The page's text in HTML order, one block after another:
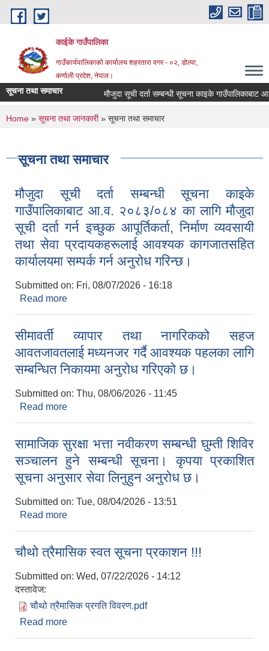
Skip to main content
काईके गाउँपालिका
गाउँकार्यपालिकाको कार्यालय शहरतारा वगर - ०२, डोल्पा,
कर्णाली प्रदेश, नेपाल।
सूचना तथा समाचार मौजुदा सूची दर्ता सम्बन्धी सूचना काइके गाउँपालिकाबाट
You are here
Home » सूचना तथा जानकारी» सूचना तथा समाचार
सूचना तथा समाचार
मौजुदा सूची दर्ता सम्बन्धी सूचना काइके
गाउँपालिकाबाट आ.व. २०८३/०८४ का लागि मौजुदा
सूची दर्ता गर्न इच्छुक आपूर्तिकर्ता, निर्माण व्यवसायी
तथा सेवा प्रदायकहरूलाई आवश्यक कागजातसहित
कार्यालयमा सम्पर्क गर्न अनुरोध गरिन्छ।
Submitted on: Fri, 08/07/2026 - 16:18
Read more
प्रदायकहरूलाई आवश्यक कागजातसहित कार्यालयमा सम्पर्क
गर्न अनुरोध गरिन्छ।
सीमावर्ती व्यापार तथा नागरिकको सहज
आवतजावतलाई मध्यनजर गर्दै आवश्यक पहलका लागि
सम्बन्धित निकायमा अनुरोध गरिएको छ।
Submitted on: Thu, 08/06/2026 - 11:45
Read more
सामाजिक सुरक्षा भत्ता नवीकरण सम्बन्धी घुम्ती शिविर
सञ्चालन हुने सम्बन्धी सूचना। कृपया प्रकाशित
सूचना अनुसार सेवा लिनुहुन अनुरोध छ।
Submitted on: Tue, 08/04/2026 - 13:51
Read more
चौथो त्रैमासिक स्वत सूचना प्रकाशन !!!
Submitted on: Wed, 07/22/2026 - 14:12
दस्तावेज:
चौथो त्रैमासिक प्रगति विवरण.pdf
Read more